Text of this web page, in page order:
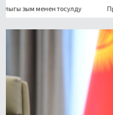
менен тосулду